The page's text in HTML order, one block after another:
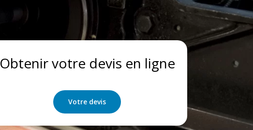
Obtenir votre devis en ligne
Votre devis